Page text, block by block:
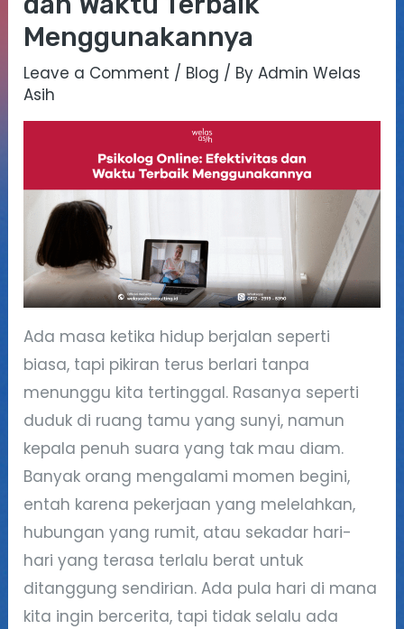
Menggunakannya
Leave a Comment / Blog / ByAdmin Welas
Asih
Ada masa ketika hidup berjalan seperti
biasa, tapi pikiran terus berlari tanpa
menunggu kita tertinggal. Rasanya seperti
duduk di ruang tamu yang sunyi, namun
kepala penuh suara yang tak mau diam.
Banyak orang mengalami momen begini,
entah karena pekerjaan yang melelahkan,
hubungan yang rumit, atau sekadar hari-
hari yang terasa terlalu berat untuk
ditanggung sendirian. Ada pula hari di mana
kita ingin bercerita, tapi tidak selalu ada